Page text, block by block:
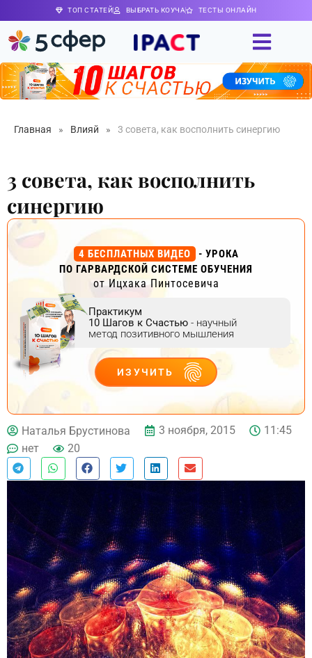
ТОП СТАТЕЙ ВЫБРАТЬ КОУЧА ТЕСТЫ ОНЛАЙН
Главная » Влияй » 3 совета, как восполнить синергию
3 совета, как восполнить
синергию
4 БЕСПЛАТНЫХ ВИДЕО
- УРОКА
ПО ГАРВАРДСКОЙ СИСТЕМЕ ОБУЧЕНИЯ
от Ицхака Пинтосевича
Практикум
10 Шагов к Счастью - научный
метод позитивного мышления
ИЗУЧИТЬ
ДЕЙСТВУЙ
Наталья Брустинова 3 ноября, 2015
11:45
нет
20